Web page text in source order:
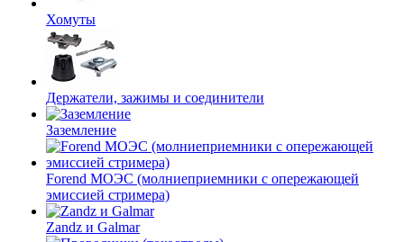
Хомуты
Держатели, зажимы и соединители
Заземление
Forend МОЭС (молниеприемники с опережающей
эмиссией стримера)
Zandz и Galmar